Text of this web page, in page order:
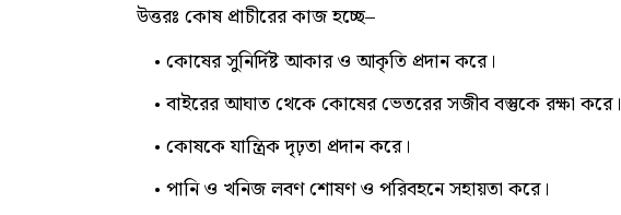
উত্তরঃ কোষ প্রাচীরের কাজ হচ্ছে–
কোষের সুনির্দিষ্ট আকার ও আকৃতি প্রদান করে।
বাইরের আঘাত থেকে কোষের ভেতরের সজীব বস্তুকে রক্ষা করে।
কোষকে যান্ত্রিক দৃঢ়তা প্রদান করে।
পানি ও খনিজ লবণ শোষণ ও পরিবহনে সহায়তা করে।